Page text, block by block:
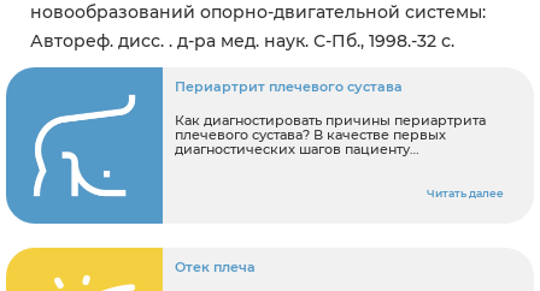
новообразований опорно-двигательной системы:
Автореф. дисс. . д-ра мед. наук. С-Пб., 1998.-32 с.
Периартрит плечевого сустава
Как диагностировать причины периартрита
плечевого сустава? В качестве первых
диагностических шагов пациенту
Читать далее
Отек плеча